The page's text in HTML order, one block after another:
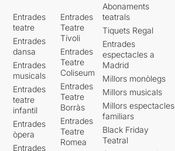
Entrades
teatre
Entrades
dansa
Entrades
musicals
Entrades
teatre
infantil
Entrades
òpera
Entrades
Entrades
Teatre
Tívoli
Entrades
Teatre
Coliseum
Entrades
Teatre
Borràs
Entrades
Teatre
Romea
Abonaments
teatrals
Tiquets Regal
Entrades
espectacles a
Madrid
Millors monòlegs
Millors musicals
Millors espectacles
familiars
Black Friday
Teatral